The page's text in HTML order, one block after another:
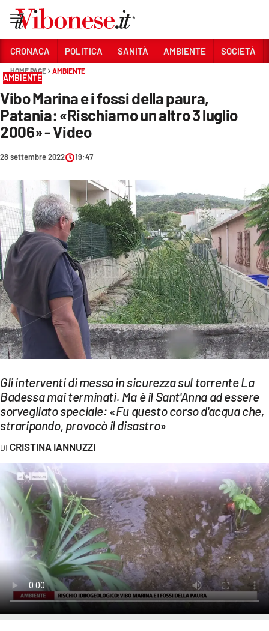
Sezioni
CRONACA
POLITICA
SOCIETÀ
CULTURA
ECONOMIA E LAVORO
EVENTI
Streaming
LAC TV
LAC NETWORK
LAC ONAIR
LaC
Network
LACPLAY.IT
LACTV.IT
LACONAIR.IT
LACITYMAG.IT
ILREGGINO.IT
COSENZACHANNEL.IT
CRONACA POLITICA SANITÀ AMBIENTE SOCIETÀ
HOME PAGE AMBIENTE
AMBIENTE
Vibo Marina e i fossi della paura,
Patania: «Rischiamo un altro 3 luglio
2006» - Video
28 settembre 2022 19:47
Gli interventi di messa in sicurezza sul torrente La
Badessa mai terminati. Ma è il Sant'Anna ad essere
sorvegliato speciale: «Fu questo corso d'acqua che,
straripando, provocò il disastro»
CRISTINA IANNUZZI